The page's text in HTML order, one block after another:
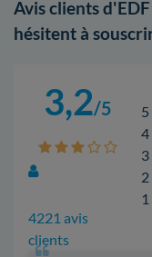
Avis clients
hésitent à
3,2/5
4221 avis
clients
5
4
3
2
1